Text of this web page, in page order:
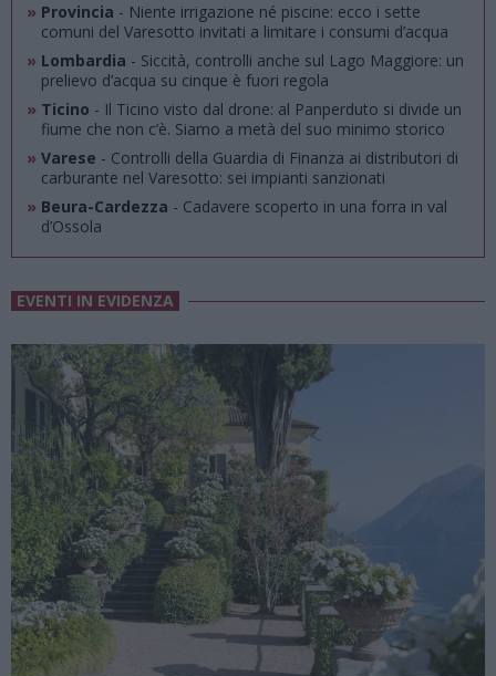
» Provincia - Niente irrigazione né piscine: ecco i sette
comuni del Varesotto invitati a limitare i consumi d’acqua
» Lombardia - Siccità, controlli anche sul Lago Maggiore: un
prelievo d’acqua su cinque è fuori regola
» Ticino - Il Ticino visto dal drone: al Panperduto si divide un
fiume che non c’è. Siamo a metà del suo minimo storico
» Varese - Controlli della Guardia di Finanza ai distributori di
carburante nel Varesotto: sei impianti sanzionati
» Beura-Cardezza - Cadavere scoperto in una forra in val
d’Ossola
EVENTI IN EVIDENZA